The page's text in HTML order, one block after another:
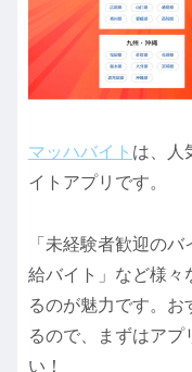
マッハバイト は、人
イトアプリです。
「未経験者歓迎の
給バイト」など様々
るのが魅力です。お
るので、まずはアプ
い！